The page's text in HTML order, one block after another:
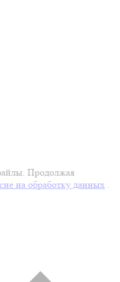
Продолжая
на обработку данных .